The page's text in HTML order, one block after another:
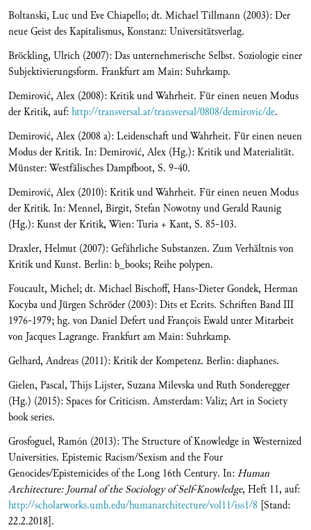
Boltanski, Luc und Eve Chiapello; dt. Michael Tillmann (2003): Der
neue Geist des Kapitalismus, Konstanz: Universitätsverlag.
Bröckling, Ulrich (2007): Das unternehmerische Selbst. Soziologie einer
Subjektivierungsform. Frankfurt am Main: Suhrkamp.
Demirović, Alex (2008): Kritik und Wahrheit. Für einen neuen Modus
der Kritik, auf:http://transversal.at/transversal/0808/demirovic/de.
Demirović, Alex (2008 a): Leidenschaft und Wahrheit. Für einen neuen
Modus der Kritik. In: Demirović, Alex (Hg.): Kritik und Materialität.
Münster: Westfälisches Dampfboot, S. 9-40.
Demirović, Alex (2010): Kritik und Wahrheit. Für einen neuen Modus
der Kritik. In: Mennel, Birgit, Stefan Nowotny und Gerald Raunig
(Hg.): Kunst der Kritik, Wien: Turia + Kant, S. 85-103.
Draxler, Helmut (2007): Gefährliche Substanzen. Zum Verhältnis von
Kritik und Kunst. Berlin: b_books; Reihe polypen.
Foucault, Michel; dt. Michael Bischoff, Hans-Dieter Gondek, Herman
Kocyba und Jürgen Schröder (2003): Dits et Ecrits. Schriften Band III
1976-1979; hg. von Daniel Defert und François Ewald unter Mitarbeit
von Jacques Lagrange. Frankfurt am Main: Suhrkamp.
Gelhard, Andreas (2011): Kritik der Kompetenz. Berlin: diaphanes.
Gielen, Pascal, Thijs Lijster, Suzana Milevska und Ruth Sonderegger
(Hg.) (2015): Spaces for Criticism. Amsterdam: Valiz; Art in Society
book series.
Grosfoguel, Ramón (2013): The Structure of Knowledge in Westernized
Universities. Epistemic Racism/Sexism and the Four
Genocides/Epistemicides of the Long 16th Century. In:Human
Architecture: Journal of the Sociology of Self-Knowledge, Heft 11, auf:
http://scholarworks.umb.edu/humanarchitecture/vol11/iss1/8 [Stand:
22.2.2018].